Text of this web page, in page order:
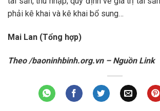
phải kê khai và kê khai bổ sung…
Mai Lan (Tổng hợp)
Theo /baoninhbinh.org.vn – Nguồn Link